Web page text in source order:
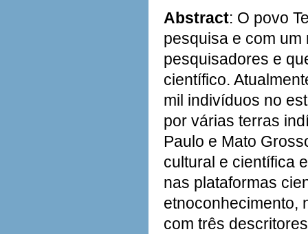
Abstract: O povo
pesquisa e com um
pesquisadores e
científico.
mil indivíduos no
por várias terras
Paulo e Mato
cultural e científica
nas plataformas
etnoconhecimento,
com três